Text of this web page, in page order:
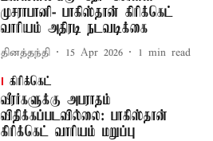
முசராபானி- பாகிஸ்தான் கிரிக்கெட்
வாரியம் அதிரடி நடவடிக்கை
தினத்தந்தி 15 Apr 2026 1 min read
கிரிக்கெட்
வீரர்களுக்கு அபராதம்
விதிக்கப்படவில்லை: பாகிஸ்தான்
கிரிக்கெட் வாரியம் மறுப்பு